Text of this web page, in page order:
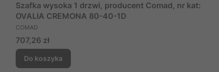
Szafka wysoka 1 drzwi, producent Comad, nr kat:
OVALIA CREMONA 80-40-1D
PRODUCENT
COMAD
Cena
707,26 zł
Do koszyka